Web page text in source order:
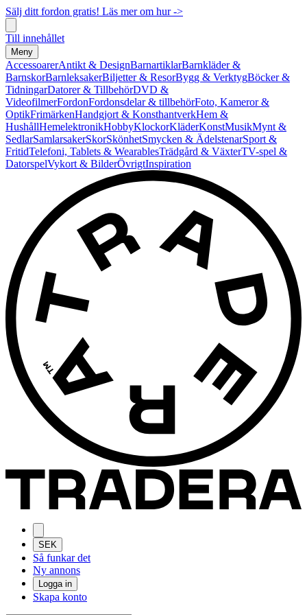
Sälj ditt fordon gratis! Läs mer om hur ->
Till innehållet
Meny
AccessoarerAntikt & DesignBarnartiklarBarnkläder &
BarnskorBarnleksakerBiljetter & ResorBygg & VerktygBöcker &
TidningarDatorer & TillbehörDVD &
VideofilmerFordonFordonsdelar & tillbehörFoto, Kameror &
OptikFrimärkenHandgjort & KonsthantverkHem &
HushållHemelektronikHobbyKlockorKläderKonstMusikMynt &
SedlarSamlarsakerSkorSkönhetSmycken & ÄdelstenarSport &
FritidTelefoni, Tablets & WearablesTrädgård & VäxterTV-spel &
DatorspelVykort & BilderÖvrigtInspiration
SEK
Så funkar det
Ny annons
Logga in
Skapa konto